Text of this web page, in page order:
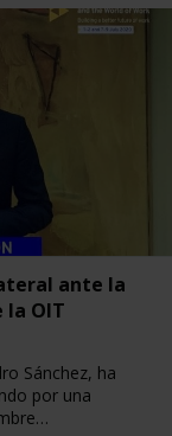
ante la
la OIT
Sánchez, ha
por una